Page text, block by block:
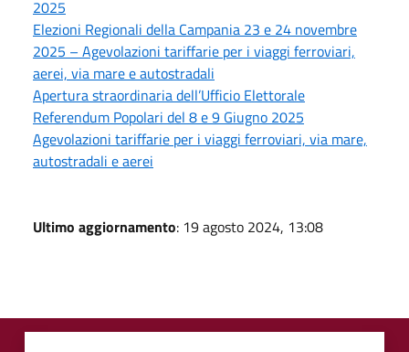
2025
Elezioni Regionali della Campania 23 e 24 novembre
2025 – Agevolazioni tariffarie per i viaggi ferroviari,
aerei, via mare e autostradali
Apertura straordinaria dell’Ufficio Elettorale
Referendum Popolari del 8 e 9 Giugno 2025
Agevolazioni tariffarie per i viaggi ferroviari, via mare,
autostradali e aerei
Ultimo aggiornamento: 19 agosto 2024, 13:08